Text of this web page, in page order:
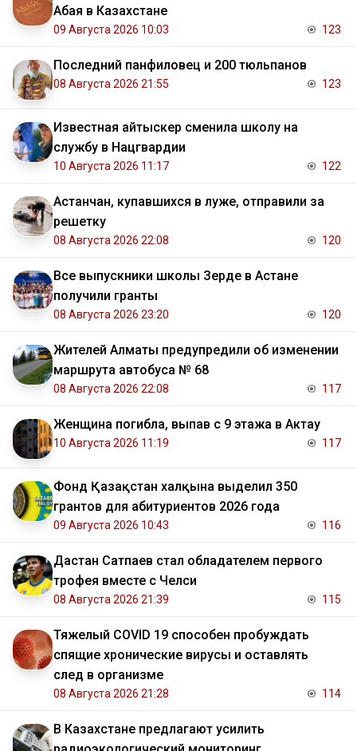
Абая в Казахстане
09 Августа 2026 10:03 123
Последний панфиловец и 200 тюльпанов
08 Августа 2026 21:55 123
Известная айтыскер сменила школу на
службу в Нацгвардии
10 Августа 2026 11:17 122
Астанчан, купавшихся в луже, отправили за
решетку
08 Августа 2026 22:08 120
Все выпускники школы Зерде в Астане
получили гранты
08 Августа 2026 23:20 120
Жителей Алматы предупредили об изменении
маршрута автобуса № 68
08 Августа 2026 22:08 117
Женщина погибла, выпав с 9 этажа в Актау
10 Августа 2026 11:19 117
Фонд Қазақстан халқына выделил 350
грантов для абитуриентов 2026 года
09 Августа 2026 10:43 116
Дастан Сатпаев стал обладателем первого
трофея вместе с Челси
08 Августа 2026 21:39 115
Тяжелый COVID 19 способен пробуждать
спящие хронические вирусы и оставлять
след в организме
08 Августа 2026 21:28 114
В Казахстане предлагают усилить